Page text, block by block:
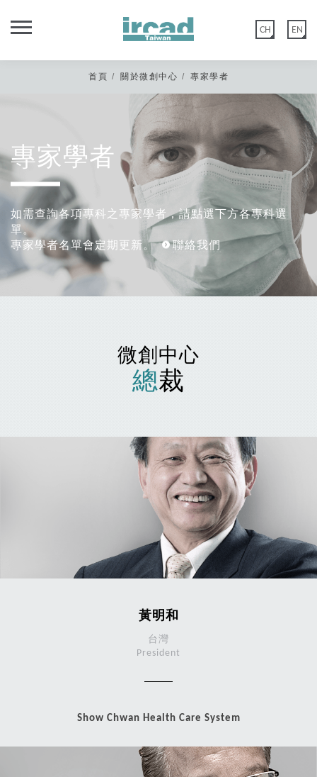
EN
CH
親愛的IRCAD台灣校友您好，
秀傳微創中心網站功能於2020年5月12日優化建置，
舊官網會員：如您尚未在以上日期登入過或更改過密碼，請點選 【忘記
密碼】 後至編輯會員>會員資料重置密碼。
新官網會員：請直接點選 【註冊會員】，或是選擇 Google 登入。
非常感謝您的諒解與配合。
首頁 關於微創中心 專家學者
專家學者
如需查詢各項專科之專家學者，請點選下方各專科選
單。
專家學者名單會定期更新。
聯絡我們
微創中心
總裁
黃明和
台灣
President
Show Chwan Health Care System